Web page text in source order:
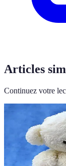
Articles
Continuez votre